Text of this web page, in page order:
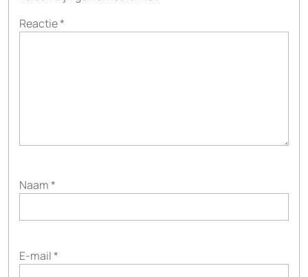
Reactie*
Naam*
E-mail*